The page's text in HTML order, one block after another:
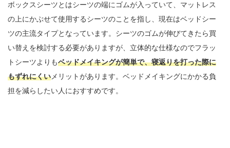
ボックスシーツとはシーツの端にゴムが入っていて、マットレス
の上にかぶせて使用するシーツのことを指し、現在はベッドシー
ツの主流タイプとなっています。シーツのゴムが伸びてきたら買
い替えを検討する必要がありますが、立体的な仕様なのでフラッ
トシーツよりもベッドメイキングが簡単で、寝返りを打った際に
もずれにくい メリットがあります。ベッドメイキングにかかる負
担を減らしたい人におすすめです。